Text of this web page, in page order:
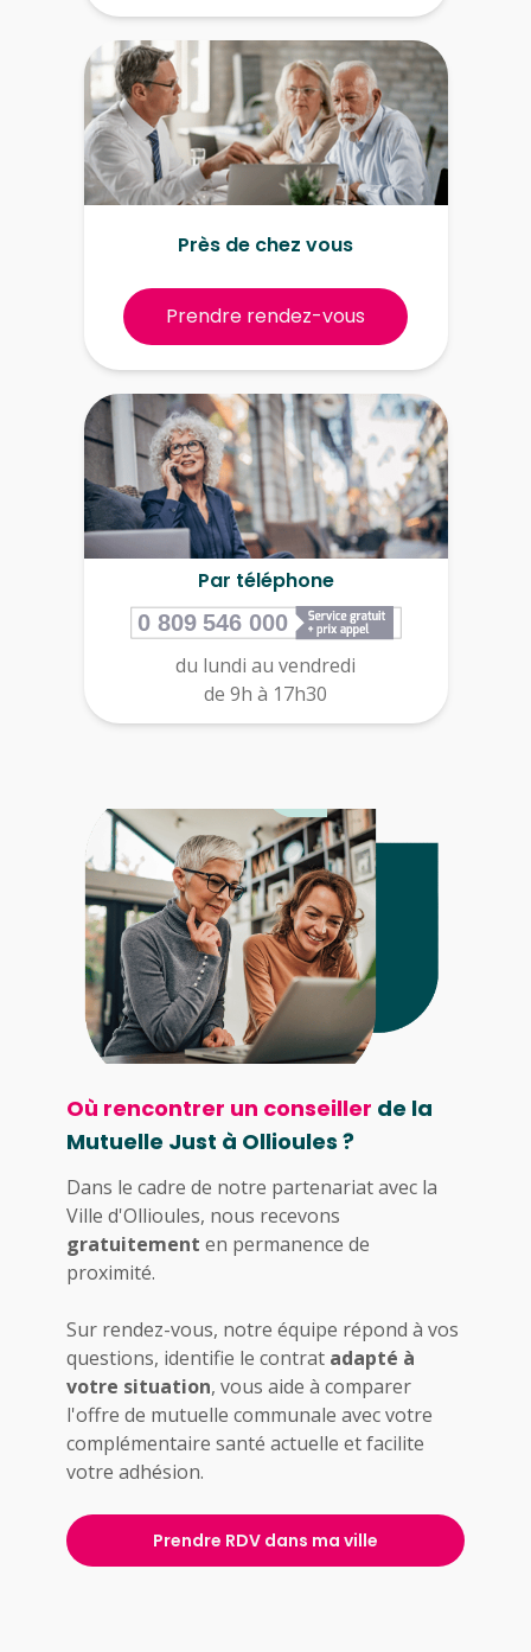
Près de chez vous
Prendre rendez-vous
Par téléphone
du lundi au vendredi
de 9h à 17h30
Où rencontrer un conseiller de la
Mutuelle Just à Ollioules ?
Dans le cadre de notre partenariat avec la
Ville d'Ollioules, nous recevons
gratuitement en permanence de
proximité.
Sur rendez-vous, notre équipe répond à vos
questions, identifie le contrat adapté à
votre situation, vous aide à comparer
l'offre de mutuelle communale avec votre
complémentaire santé actuelle et facilite
votre adhésion.
Prendre RDV dans ma ville